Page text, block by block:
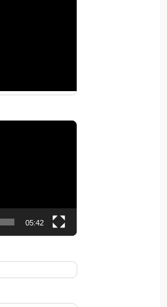
05:42